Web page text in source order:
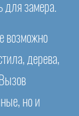
для замера.
возможно
дерева,
но и